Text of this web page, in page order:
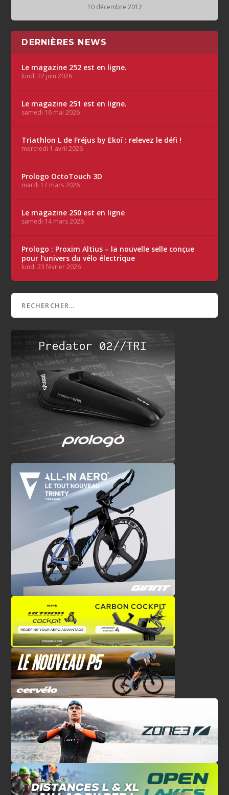
10 décembre 2012
DERNIÈRES NEWS
Le magazine 252 est en ligne.
lundi 22 juin 2026
Le magazine 251 est en ligne.
samedi 16 mai 2026
Triathlon L de Fréjus by Ekoï : relevez le défi !
mercredi 1 avril 2026
Prologo OctoTouch 3D
mardi 17 mars 2026
Le magazine 250 est en ligne
samedi 14 mars 2026
Prologo : Proxim Altius – la nouvelle selle conçue
pour l’univers du vélo électrique
lundi 23 février 2026